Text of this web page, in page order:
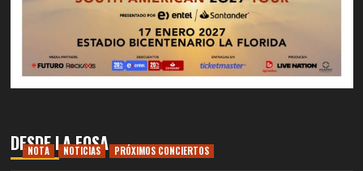
DESDE LA FOSA
NOTA NOTICIAS PRÓXIMOS CONCIERTOS